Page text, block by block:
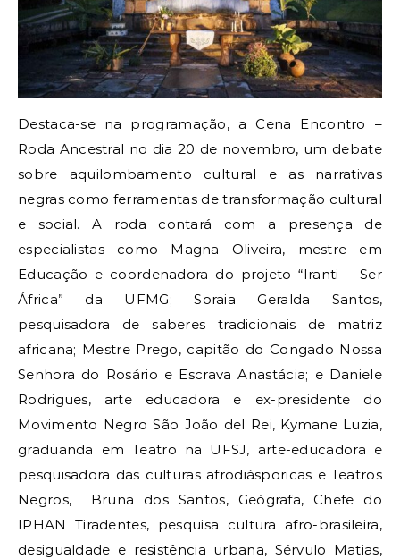
Destaca-se na programação, a Cena Encontro –
Roda Ancestral no dia 20 de novembro, um debate
sobre aquilombamento cultural e as narrativas
negras como ferramentas de transformação cultural
e social. A roda contará com a presença de
especialistas como Magna Oliveira, mestre em
Educação e coordenadora do projeto “Iranti – Ser
África” da UFMG; Soraia Geralda Santos,
pesquisadora de saberes tradicionais de matriz
africana; Mestre Prego, capitão do Congado Nossa
Senhora do Rosário e Escrava Anastácia; e Daniele
Rodrigues, arte educadora e ex-presidente do
Movimento Negro São João del Rei, Kymane Luzia,
graduanda em Teatro na UFSJ, arte-educadora e
pesquisadora das culturas afrodiásporicas e Teatros
Negros, Bruna dos Santos, Geógrafa, Chefe do
IPHAN Tiradentes, pesquisa cultura afro-brasileira,
desigualdade e resistência urbana, Sérvulo Matias,